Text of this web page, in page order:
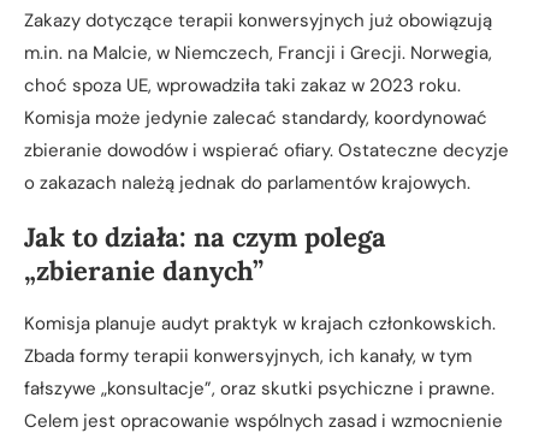
Zakazy dotyczące terapii konwersyjnych już obowiązują
m.in. na Malcie, w Niemczech, Francji i Grecji. Norwegia,
choć spoza UE, wprowadziła taki zakaz w 2023 roku.
Komisja może jedynie zalecać standardy, koordynować
zbieranie dowodów i wspierać ofiary. Ostateczne decyzje
o zakazach należą jednak do parlamentów krajowych.
Jak to działa: na czym polega
„zbieranie danych”
Komisja planuje audyt praktyk w krajach członkowskich.
Zbada formy terapii konwersyjnych, ich kanały, w tym
fałszywe „konsultacje”, oraz skutki psychiczne i prawne.
Celem jest opracowanie wspólnych zasad i wzmocnienie